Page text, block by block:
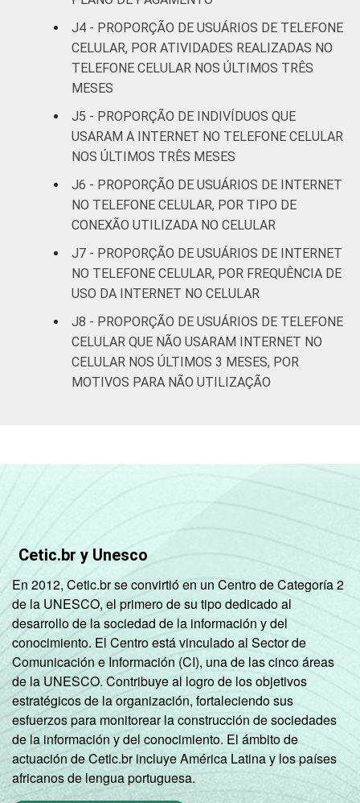
Mais de 2
SM até 3 SM
80 19 1
SM até 5 SM
82 18
Mais de 5
SM até 10
SM
87 13 1
SM
91 9 0
Classe
social
A 90
B 85 15
C 79
Base: 81.500.634 pessoas que utilizaram
Internet no telefone celular há menos de
entrevista. Respostas estimuladas. Dados
coletados entre outubro de 2014 e março de
2015.
J4 - PROPORÇÃO DE USUÁRIOS DE TELEFONE
CELULAR, POR ATIVIDADES REALIZADAS NO
TELEFONE CELULAR NOS ÚLTIMOS TRÊS
MESES
J5 - PROPORÇÃO DE INDIVÍDUOS QUE
USARAM A INTERNET NO TELEFONE CELULAR
NOS ÚLTIMOS TRÊS MESES
J6 - PROPORÇÃO DE USUÁRIOS DE INTERNET
NO TELEFONE CELULAR, POR TIPO DE
CONEXÃO UTILIZADA NO CELULAR
J7 - PROPORÇÃO DE USUÁRIOS DE INTERNET
NO TELEFONE CELULAR, POR FREQUÊNCIA DE
USO DA INTERNET NO CELULAR
J8 - PROPORÇÃO DE USUÁRIOS DE TELEFONE
CELULAR QUE NÃO USARAM INTERNET NO
CELULAR NOS ÚLTIMOS 3 MESES, POR
MOTIVOS PARA NÃO UTILIZAÇÃO
Cetic.br y Unesco
En 2012, Cetic.br se convirtió en un Centro de Categoría 2
de la UNESCO, el primero de su tipo dedicado al
desarrollo de la sociedad de la información y del
conocimiento. El Centro está vinculado al Sector de
Comunicación e Información (CI), una de las cinco áreas
de la UNESCO. Contribuye al logro de los objetivos
estratégicos de la organización, fortaleciendo sus
esfuerzos para monitorear la construcción de sociedades
de la información y del conocimiento. El ámbito de
actuación de Cetic.br incluye América Latina y los países
africanos de lengua portuguesa.